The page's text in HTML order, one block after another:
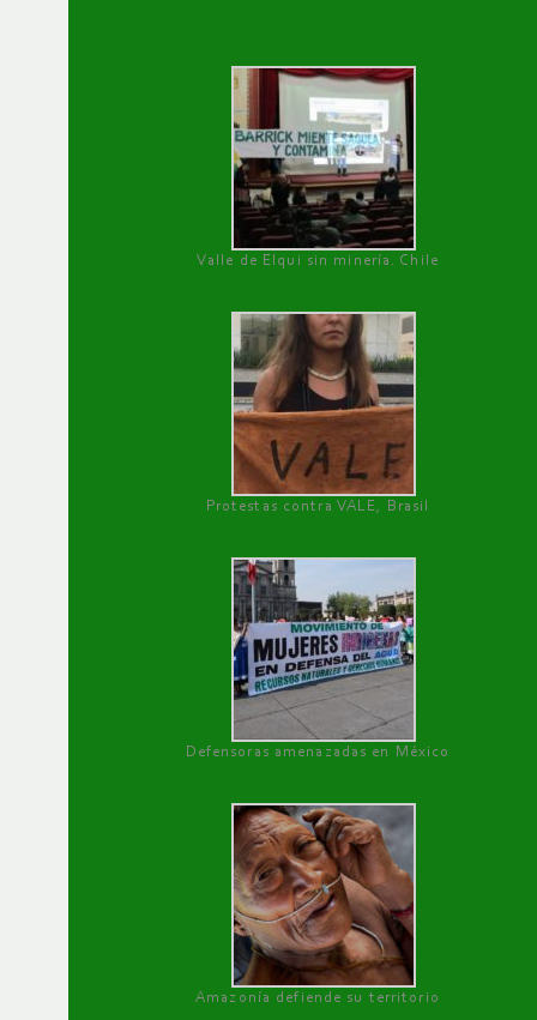
Valle de Elqui sin minería. Chile
Protestas contra VALE, Brasil
Defensoras amenazadas en México
Amazonía defiende su territorio